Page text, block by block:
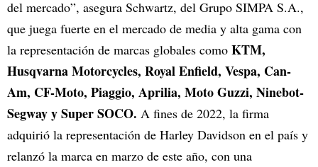
del mercado”, asegura Schwartz, del Grupo SIMPA S.A.,
que juega fuerte en el mercado de media y alta gama con
la representación de marcas globales como KTM,
Husqvarna Motorcycles, Royal Enfield, Vespa, Can-
Am, CF-Moto, Piaggio, Aprilia, Moto Guzzi, Ninebot-
Segway y Super SOCO. A fines de 2022, la firma
adquirió la representación de Harley Davidson en el país y
relanzó la marca en marzo de este año, con una